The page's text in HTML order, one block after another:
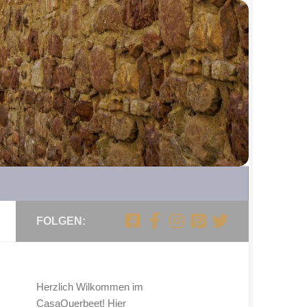
FOLGEN:
Herzlich Wilkommen im
CasaQuerbeet! Hier